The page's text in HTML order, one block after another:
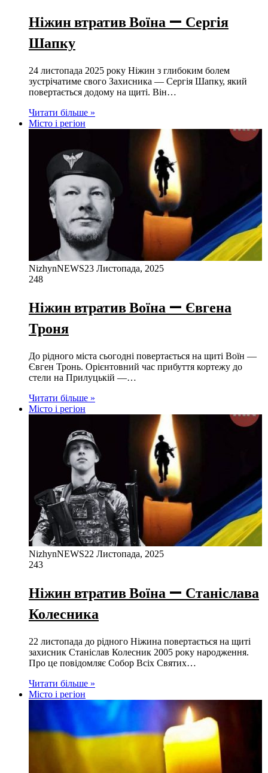
Ніжин втратив Воїна — Сергія
Шапку
24 листопада 2025 року Ніжин з глибоким болем
зустрічатиме свого Захисника — Сергія Шапку, який
повертається додому на щиті. Він…
Читати більше »
Місто і регіон
NizhynNEWS23 Листопада, 2025
248
Ніжин втратив Воїна — Євгена
Троня
До рідного міста сьогодні повертається на щиті Воїн —
Євген Тронь. Орієнтовний час прибуття кортежу до
стели на Прилуцькій —…
Читати більше »
Місто і регіон
NizhynNEWS22 Листопада, 2025
243
Ніжин втратив Воїна — Станіслава
Колесника
22 листопада до рідного Ніжина повертається на щиті
захисник Станіслав Колесник 2005 року народження.
Про це повідомляє Собор Всіх Святих…
Читати більше »
Місто і регіон